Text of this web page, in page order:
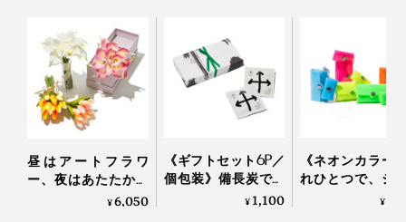
いことがありそうな予感に、ワクワクします。
昼はアートフラワ
ー、夜はあたたかな
ムードライトになる
¥6,050
《ギフトセット6P／
個包装》備長炭でて
いねいに炙った、お
¥1,100
《ネオンカラー
れひとつで、ジ
旅行・アウト
¥